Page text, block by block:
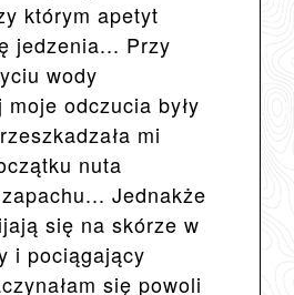
którym apetyt
jedzenia... Przy
wody
odczucia były
mi
nuta
Jednakże
się na skórze w
i pociągający
się powoli